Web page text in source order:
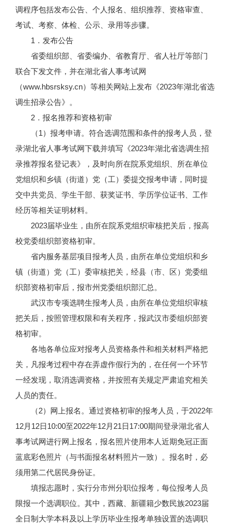
调程序包括发布公告、个人报名、组织推荐、资格审查、
考试、考察、体检、公示、录用等步骤。
1．发布公告
省委组织部、省委编办、省教育厅、省人社厅等部门
联合下发文件，并在湖北省人事考试网
（www.hbsrsksy.cn）等相关网站上发布《2023年湖北省选
调生招录公告》。
2．报名推荐和资格初审
（1）报考申请。符合选调范围和条件的报考人员，登
录湖北省人事考试网下载并填写《2023年湖北省选调生招
录推荐报名登记表》，及时向所在院系党组织、所在单位
党组织和乡镇（街道）党（工）委提交报考申请，同时提
交中共党员、学生干部、获奖证书、学历学位证书、工作
经历等相关证明材料。
2023届毕业生，由所在院系党组织审核把关后，报高
校党委组织部资格初审。
省内服务基层项目报考人员，由所在单位党组织和乡
镇（街道）党（工）委审核把关，经县（市、区）党委组
织部资格初审后，报市州党委组织部汇总。
武汉市专项选聘生报考人员，由所在单位党组织审核
把关后，按照管理权限和有关程序，报武汉市委组织部资
格初审。
各地各单位应对报考人员资格条件和相关材料严格把
关，凡报考过程中存在弄虚作假行为的，在任何一个环节
一经发现，取消选调资格，并按照有关规定严肃追究相关
人员的责任。
（2）网上报名。通过资格初审的报考人员，于2022年
12月12日10:00至2022年12月21日17:00期间登录湖北省人
事考试网进行网上报名，报名照片使用本人近期免冠正面
蓝底彩色照片（与书面报名材料照片一致）。报名时，必
须用第二代居民身份证。
填报志愿时，实行分市州分职位报考，每位报考人员
限报一个选调职位。其中，西藏、新疆籍少数民族2023届
全日制大学本科及以上学历毕业生报考单独设置的选调职